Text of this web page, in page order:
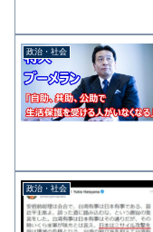
政治・社会
政治・社会